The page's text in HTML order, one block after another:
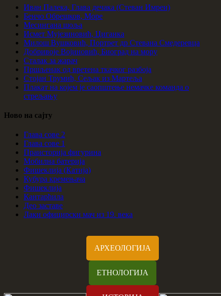
Иван Палека, Глава дечака (Стеван Имреи)
Бенчо Обрешков, Море
Месингана шоља
Исмет Мујезиновић, Циганка
Милош Вушковић, Портрет др Стевана Смедеревца
Добривоје Војиновић, Биоград на мору
Сталак за жарач
Пршљенак од вретена ткачког разбоја
Стојан Трумић, Сељак из Мартеља
Плакат на којем је саопштење немачке команда о
стрељању
Ново на сајту
Глава сове 2
Глава сове 1
Праисторија фигурина
Мобилна батерија
Фишеклија (Катија)
Кубура кремењача
Фишеклија
Кантарћила
Део заставе
Лаки официрски мач из 19. века
АРХЕОЛОГИЈА
ЕТНОЛОГИЈА